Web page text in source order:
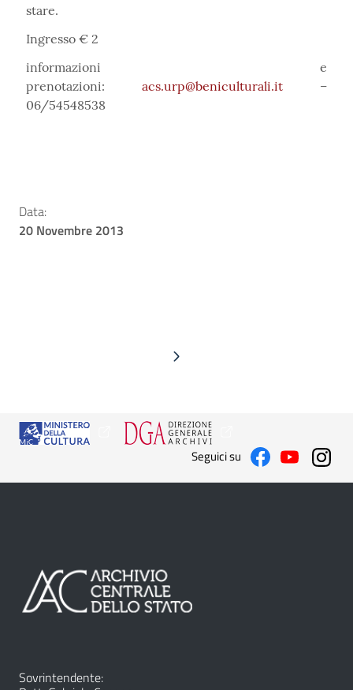
stare.
Ingresso € 2
informazioni e
prenotazioni: acs.urp@beniculturali.it –
06/54548538
Data:
20 Novembre 2013
Seguici su
Sovrintendente: